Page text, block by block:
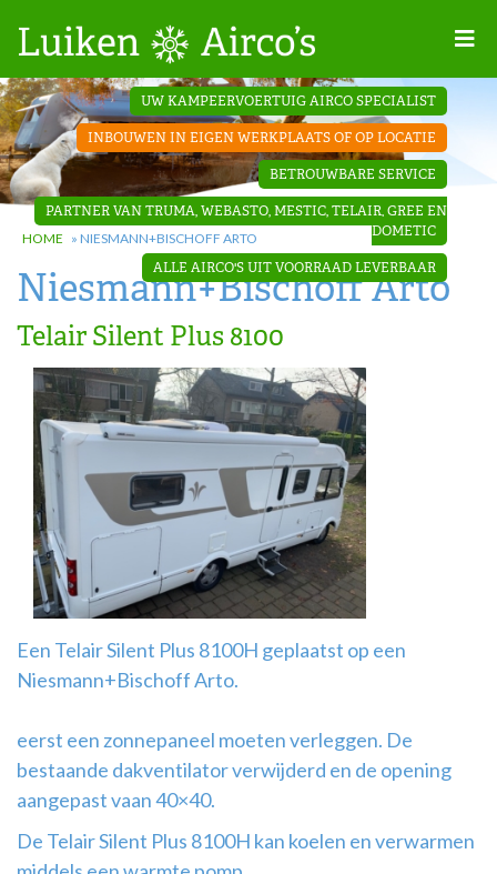
Projecten
Contact
Dakopbouw
airco’s
‘Onder de
bank’ airco’s
‘Teleco
Ultra
Comfort ‘
airco
Airco
montage
UW KAMPEERVOERTUIG AIRCO SPECIALIST
INBOUWEN IN EIGEN WERKPLAATS OF OP LOCATIE
BETROUWBARE SERVICE
PARTNER VAN TRUMA, WEBASTO, MESTIC, TELAIR, GREE EN
DOMETIC
ALLE AIRCO'S UIT VOORRAAD LEVERBAAR
HOME » NIESMANN+BISCHOFF ARTO
Niesmann+Bischoff Arto
Telair Silent Plus 8100
Een Telair Silent Plus 8100H geplaatst op een
Niesmann+Bischoff Arto.
eerst een zonnepaneel moeten verleggen. De
bestaande dakventilator verwijderd en de opening
aangepast vaan 40×40.
De Telair Silent Plus 8100H kan koelen en verwarmen